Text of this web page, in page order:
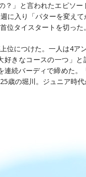
？」と言われたエピソ
に入り「パターを変え
位タイスタートを切った。
位につけた。一人は4ア
きなコースの一つ」
連続バーディで締めた
歳の堀川。ジュニア時